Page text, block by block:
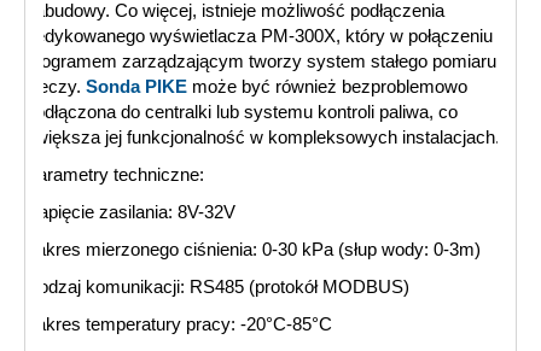
zabudowy. Co więcej, istnieje możliwość podłączenia
dedykowanego wyświetlacza PM-300X, który w połączeniu z
programem zarządzającym tworzy system stałego pomiaru
cieczy.Sonda PIKE może być również bezproblemowo
podłączona do centralki lub systemu kontroli paliwa, co
zwiększa jej funkcjonalność w kompleksowych instalacjach.
Parametry techniczne:
Napięcie zasilania: 8V-32V
Zakres mierzonego ciśnienia: 0-30 kPa (słup wody: 0-3m)
Rodzaj komunikacji: RS485 (protokół MODBUS)
Zakres temperatury pracy: -20°C-85°C